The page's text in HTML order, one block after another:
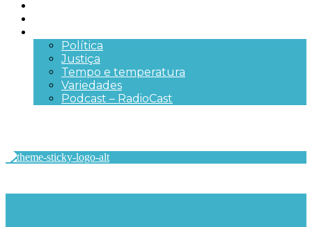
Política
Justiça
Tempo e temperatura
Variedades
Podcast – RadioCast